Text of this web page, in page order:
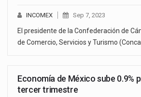
INCOMEX Sep 7, 2023
El presidente de la Confederación de
de Comercio, Servicios y Turismo
Economía de México sube 0.9%
tercer trimestre